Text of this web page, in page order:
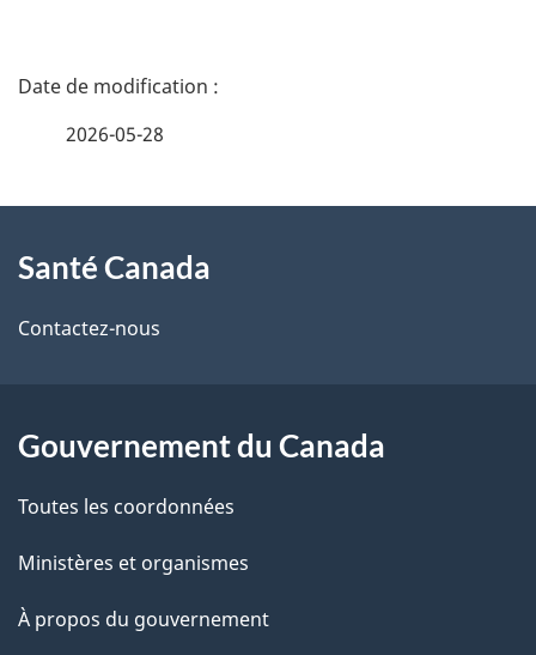
e
e
m
t
s
D
i
l
d
e
p
2026-05-28
propos
de
site
Santé Canada
Contactez-nous
Gouvernement du Canada
Toutes les coordonnées
Ministères et organismes
À propos du gouvernement